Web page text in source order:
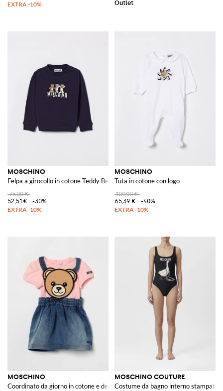
MOSCHINO
Felpa a girocollo in cotone Teddy Bear
75,00 €
52,51 €
-30%
MOSCHINO
Tuta in cotone con logo
109,00 €
65,39 €
-40%
MOSCHINO
Coordinato da giorno in cotone e denim
MOSCHINO COUTURE
Costume da bagno interno stampata